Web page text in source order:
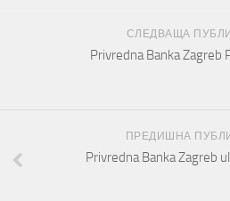
СЛЕДВАЩА
Privredna Banka Zagreb
ПРЕДИШНА
Privredna Banka Zagreb